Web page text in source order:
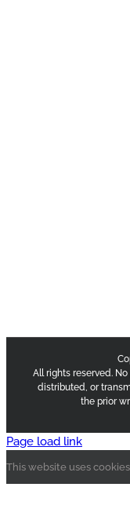
All rights reserved.
distributed, or
the prior
Page load link
This website uses